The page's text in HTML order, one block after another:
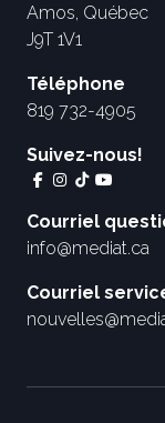
Amos, Québec
J9T 1V1
Téléphone
819 732-4905
Suivez-nous!
Courriel
info@mediat.ca
Courriel